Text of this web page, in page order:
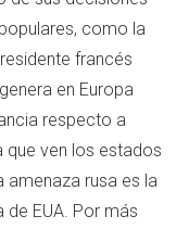
como la
francés
en Europa
respecto a
que ven los estados
amenaza rusa es la
de EUA. Por más